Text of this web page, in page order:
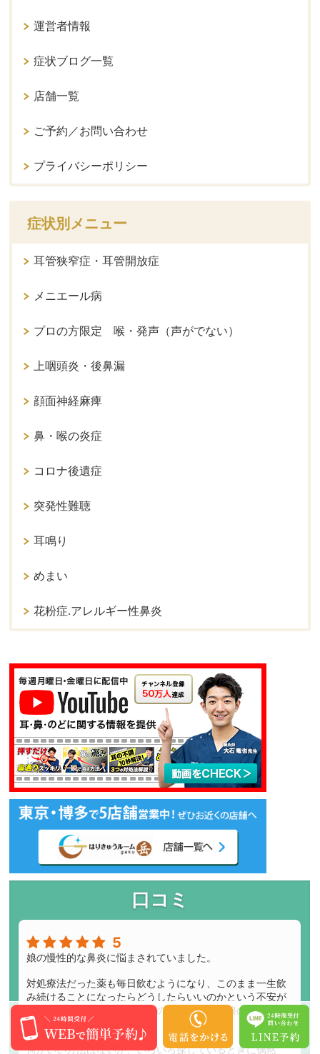
運営者情報
症状ブログ一覧
店舗一覧
ご予約／お問い合わせ
プライバシーポリシー
症状別メニュー
耳管狭窄症・耳管開放症
メニエール病
プロの方限定 喉・発声（声がでない）
上咽頭炎・後鼻漏
顔面神経麻痺
鼻・喉の炎症
コロナ後遺症
突発性難聴
耳鳴り
めまい
花粉症.アレルギー性鼻炎